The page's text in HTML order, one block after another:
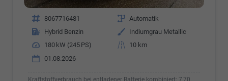
Fahrzeugnr. 8067716481 Getriebe Automatik
Kraftstoff
Hybrid Benzin Außenfarbe
Indiumgrau Metallic
Leistung
180 kW (245 PS) Kilometerstand
10 km
01.08.2026
Kraftstoffverbrauch bei entladener Batterie kombiniert:7,70